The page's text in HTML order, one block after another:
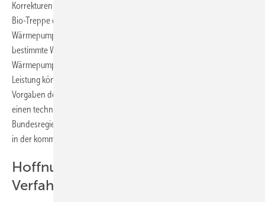
Korrekturen seien auch bei der Option erforderlich, die Vorgaben der
Bio-Treppe durch eine Hybridwärmepumpe zu erfüllen. Denn der
Wärmepumpen-Teil einer Anlage muss nach dem Gesetzentwurf keine
bestimmte Wärmeleistung vorweisen. Die Installation einer
Wärmepumpe mit einer zur Gebäudebefleizung kaum geeigneten
Leistung könnte laut Sabel nach dem aktuellen Text ausreichen, um die
Vorgaben der Biotreppe pauschal zu umgehen. „Wir halten das für
einen technischen Fehler im Gesetzentwurf. Wir erwarten von der
Bundesregierung, dass sie diesen Fehler bis zum Kabinettsbeschluss
in der kommenden Woche korrigiert“, so Sabel.
Hoffnung auf das parlamentarische
Verfahren